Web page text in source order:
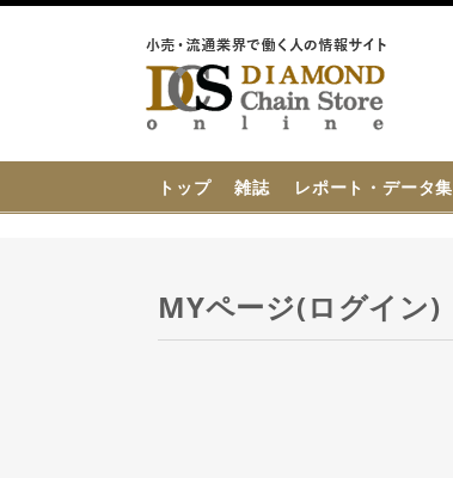
トップ 雑誌 レポート・データ集
MYページ(ログイン)